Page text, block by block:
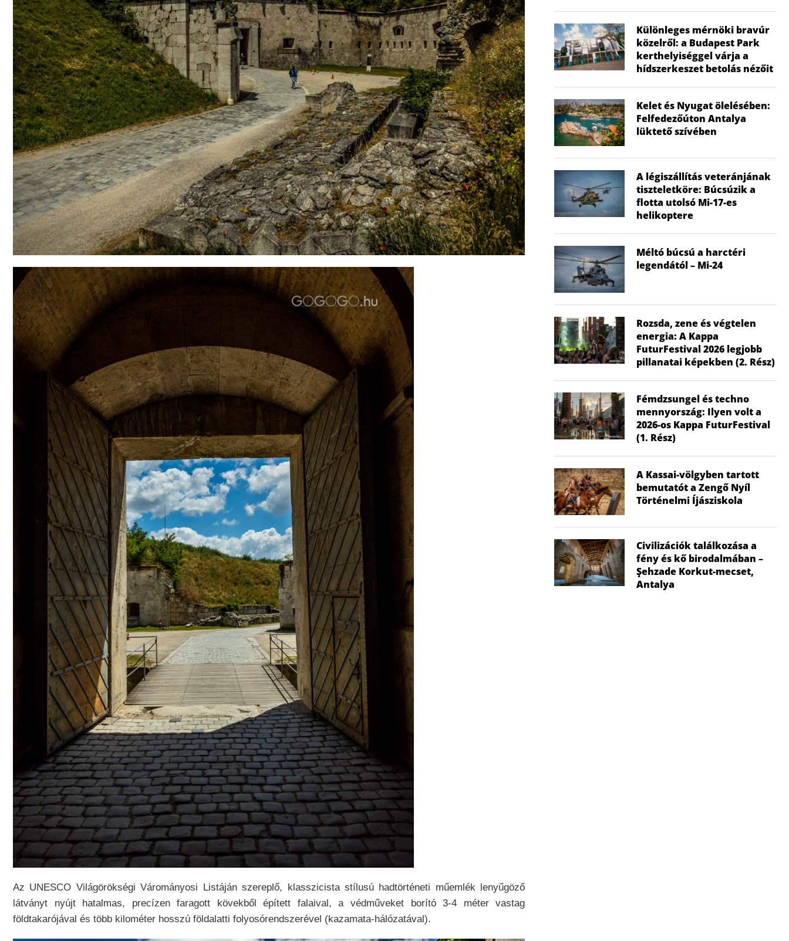
Az UNESCO Világörökségi Várományosi Listáján szereplő, klasszicista stílusú hadtörténeti műemlék lenyűgöző
látványt nyújt hatalmas, precízen faragott kövekből épített falaival, a védműveket borító 3-4 méter vastag
földtakarójával és több kilométer hosszú földalatti folyosórendszerével (kazamata-hálózatával).
Különleges mérnöki bravúr
közelről: a Budapest Park
kerthelyiséggel várja a
hídszerkeszet betolás nézőit
Kelet és Nyugat ölelésében:
Felfedezőúton Antalya
lüktető szívében
A légiszállítás veteránjának
tiszteletköre: Búcsúzik a
flotta utolsó Mi-17-es
helikoptere
Méltó búcsú a harctéri
legendától – Mi-24
Rozsda, zene és végtelen
energia: A Kappa
FuturFestival 2026 legjobb
pillanatai képekben (2. Rész)
Fémdzsungel és techno
mennyország: Ilyen volt a
2026-os Kappa FuturFestival
(1. Rész)
A Kassai-völgyben tartott
bemutatót a Zengő Nyíl
Történelmi Íjásziskola
Civilizációk találkozása a
fény és kő birodalmában –
Şehzade Korkut-mecset,
Antalya